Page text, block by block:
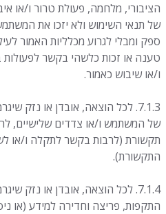
הציבורי, מלחמה, פעולת טרור ו/או
של תנאי השימוש ולא יזכו את
ספק ומבלי לגרוע מכלליות האמור
טענה או זכות כלשהי בקשר
ו/או שיבוש כאמור.
7.1.3. לכל הוצאה, אובדן או נזק
של המשתמש ו/או צדדים שלישיים,
תקשורת (לרבות בקשר לתקלה ו/או
התקשורת).
7.1.4. לכל הוצאה, אובדן או נזק
התקפות, פריצה וחדירה למידע (או